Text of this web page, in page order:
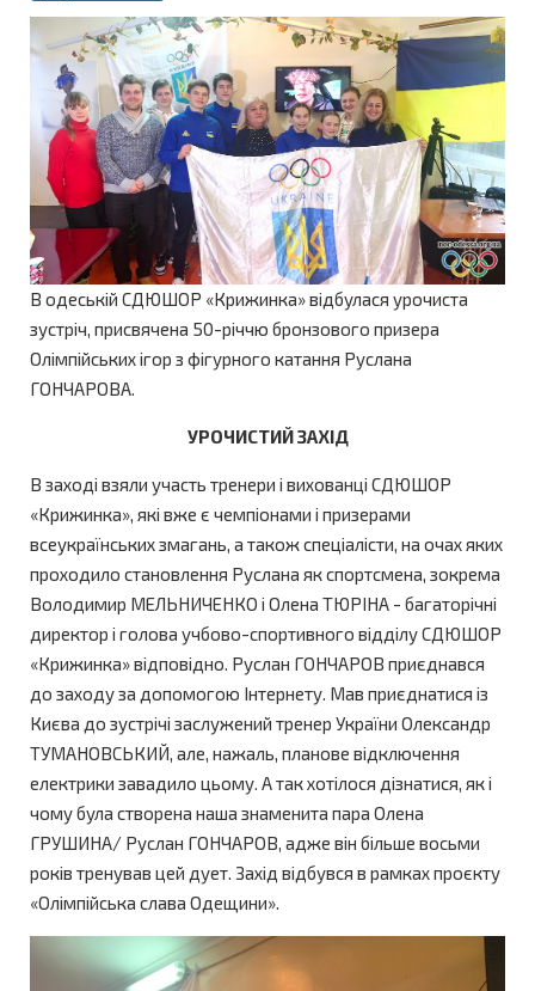
В одеській СДЮШОР «Крижинка» відбулася урочиста
зустріч, присвячена 50-річчю бронзового призера
Олімпійських ігор з фігурного катання Руслана
ГОНЧАРОВА.
УРОЧИСТИЙ ЗАХІД
В заході взяли участь тренери і вихованці СДЮШОР
«Крижинка», які вже є чемпіонами і призерами
всеукраїнських змагань, а також спеціалісти, на очах яких
проходило становлення Руслана як спортсмена, зокрема
Володимир МЕЛЬНИЧЕНКО і Олена ТЮРІНА - багаторічні
директор і голова учбово-спортивного відділу СДЮШОР
«Крижинка» відповідно. Руслан ГОНЧАРОВ приєднався
до заходу за допомогою Інтернету. Мав приєднатися із
Києва до зустрічі заслужений тренер України Олександр
ТУМАНОВСЬКИЙ, але, нажаль, планове відключення
електрики завадило цьому. А так хотілося дізнатися, як і
чому була створена наша знаменита пара Олена
ГРУШИНА/ Руслан ГОНЧАРОВ, адже він більше восьми
років тренував цей дует. Захід відбувся в рамках проєкту
«Олімпійська слава Одещини».